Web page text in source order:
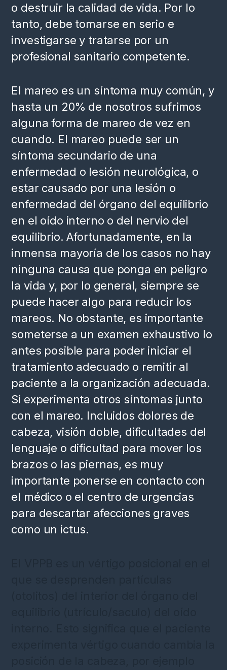
o destruir la calidad de vida. Por lo
tanto, debe tomarse en serio e
investigarse y tratarse por un
profesional sanitario competente.
El mareo es un síntoma muy común, y
hasta un 20% de nosotros sufrimos
alguna forma de mareo de vez en
cuando. El mareo puede ser un
síntoma secundario de una
enfermedad o lesión neurológica, o
estar causado por una lesión o
enfermedad del órgano del equilibrio
en el oído interno o del nervio del
equilibrio. Afortunadamente, en la
inmensa mayoría de los casos no hay
ninguna causa que ponga en peligro
la vida y, por lo general, siempre se
puede hacer algo para reducir los
mareos. No obstante, es importante
someterse a un examen exhaustivo lo
antes posible para poder iniciar el
tratamiento adecuado o remitir al
paciente a la organización adecuada.
Si experimenta otros síntomas junto
con el mareo. Incluidos dolores de
cabeza, visión doble, dificultades del
lenguaje o dificultad para mover los
brazos o las piernas, es muy
importante ponerse en contacto con
el médico o el centro de urgencias
para descartar afecciones graves
como un ictus.